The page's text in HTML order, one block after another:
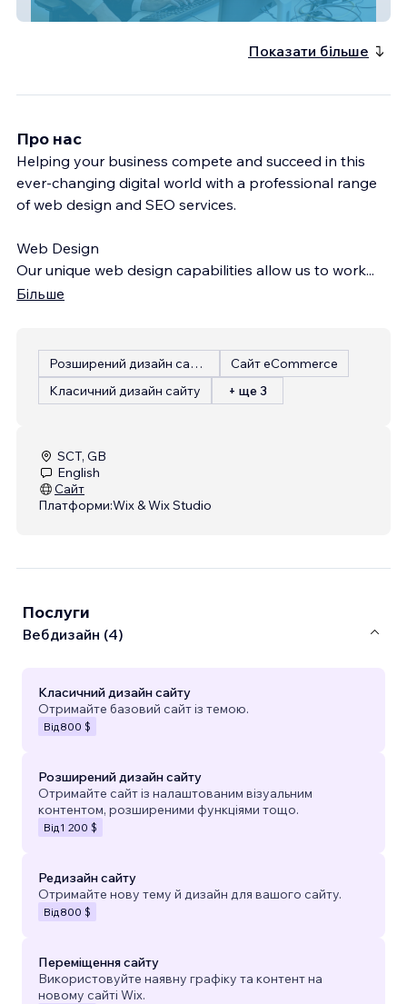
Pro Cloud Solutions
Показати більше
Про нас
Helping your business compete and succeed in this
ever-changing digital world with a professional range
of web design and SEO services.
Web Design
Our unique web design capabilities allow us to work...
Більше
Розширений дизайн сайту
Сайт eCommerce
Класичний дизайн сайту
+ ще 3
SCT, GB
English
Сайт
Платформи:Wix & Wix Studio
Послуги
Вебдизайн (4)
Класичний дизайн сайту
Отримайте базовий сайт із темою.
Від 800 $
Розширений дизайн сайту
Отримайте сайт із налаштованим візуальним
контентом, розширеними функціями тощо.
Від 1 200 $
Редизайн сайту
Отримайте нову тему й дизайн для вашого сайту.
Від 800 $
Переміщення сайту
Використовуйте наявну графіку та контент на
новому сайті Wix.